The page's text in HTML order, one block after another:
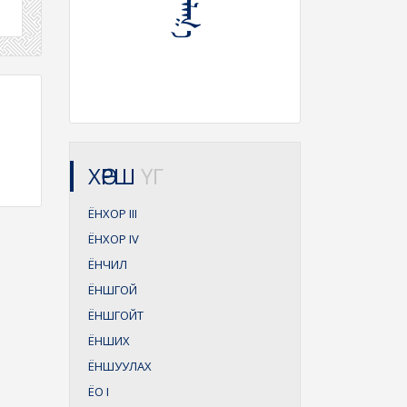
ХӨРШ ҮГ
ЁНХОР III
ЁНХОР IV
ЁНЧИЛ
ЁНШГОЙ
ЁНШГОЙТ
ЁНШИХ
ЁНШУУЛАХ
ЁО I